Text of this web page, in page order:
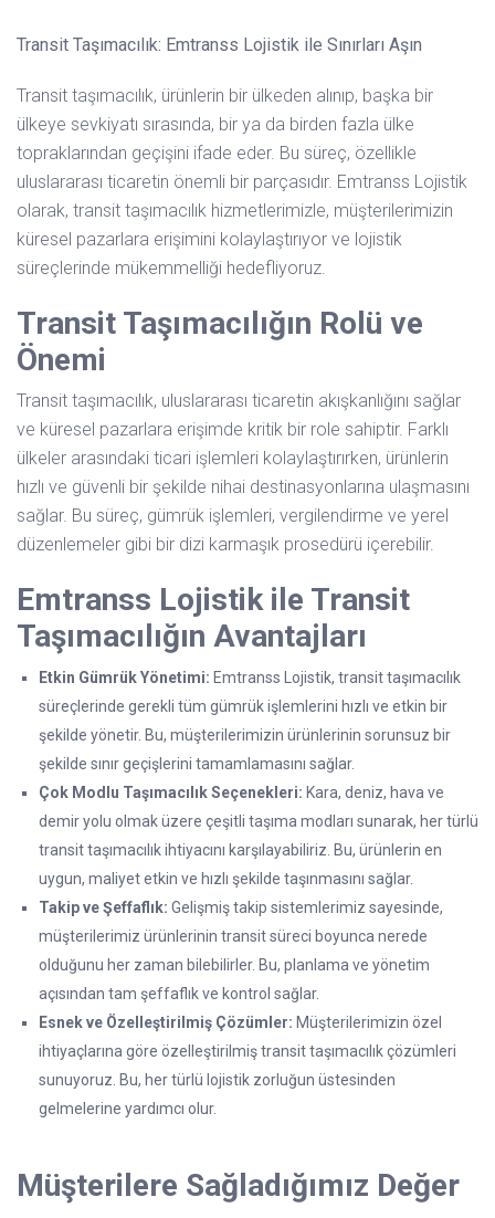
Transit Taşımacılık: Emtranss Lojistik ile Sınırları Aşın
Transit taşımacılık, ürünlerin bir ülkeden alınıp, başka bir
ülkeye sevkiyatı sırasında, bir ya da birden fazla ülke
topraklarından geçişini ifade eder. Bu süreç, özellikle
uluslararası ticaretin önemli bir parçasıdır. Emtranss Lojistik
olarak, transit taşımacılık hizmetlerimizle, müşterilerimizin
küresel pazarlara erişimini kolaylaştırıyor ve lojistik
süreçlerinde mükemmelliği hedefliyoruz.
Transit Taşımacılığın Rolü ve
Önemi
Transit taşımacılık, uluslararası ticaretin akışkanlığını sağlar
ve küresel pazarlara erişimde kritik bir role sahiptir. Farklı
ülkeler arasındaki ticari işlemleri kolaylaştırırken, ürünlerin
hızlı ve güvenli bir şekilde nihai destinasyonlarına ulaşmasını
sağlar. Bu süreç, gümrük işlemleri, vergilendirme ve yerel
düzenlemeler gibi bir dizi karmaşık prosedürü içerebilir.
Emtranss Lojistik ile Transit
Taşımacılığın Avantajları
Etkin Gümrük Yönetimi: Emtranss Lojistik, transit taşımacılık
süreçlerinde gerekli tüm gümrük işlemlerini hızlı ve etkin bir
şekilde yönetir. Bu, müşterilerimizin ürünlerinin sorunsuz bir
şekilde sınır geçişlerini tamamlamasını sağlar.
Çok Modlu Taşımacılık Seçenekleri: Kara, deniz, hava ve
demir yolu olmak üzere çeşitli taşıma modları sunarak, her türlü
transit taşımacılık ihtiyacını karşılayabiliriz. Bu, ürünlerin en
uygun, maliyet etkin ve hızlı şekilde taşınmasını sağlar.
Takip ve Şeffaflık: Gelişmiş takip sistemlerimiz sayesinde,
müşterilerimiz ürünlerinin transit süreci boyunca nerede
olduğunu her zaman bilebilirler. Bu, planlama ve yönetim
açısından tam şeffaflık ve kontrol sağlar.
Esnek ve Özelleştirilmiş Çözümler: Müşterilerimizin özel
ihtiyaçlarına göre özelleştirilmiş transit taşımacılık çözümleri
sunuyoruz. Bu, her türlü lojistik zorluğun üstesinden
gelmelerine yardımcı olur.
Müşterilere Sağladığımız Değer